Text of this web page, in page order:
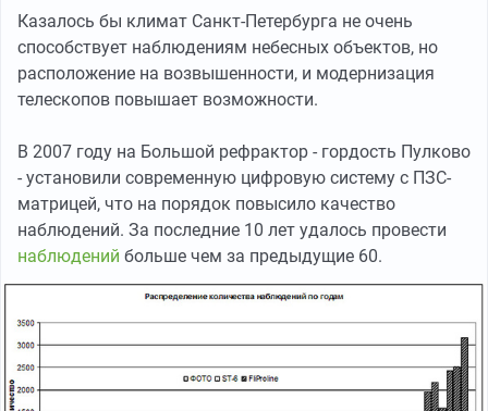
Казалось бы климат Санкт-Петербурга не очень
способствует наблюдениям небесных объектов, но
расположение на возвышенности, и модернизация
телескопов повышает возможности.
В 2007 году на Большой рефрактор - гордость Пулково
- установили современную цифровую систему с ПЗС-
матрицей, что на порядок повысило качество
наблюдений. За последние 10 лет удалось провести
наблюдений больше чем за предыдущие 60.